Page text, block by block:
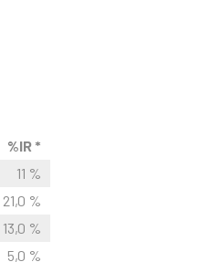
%IR *
11 %
21,0 %
13,0 %
5,0 %